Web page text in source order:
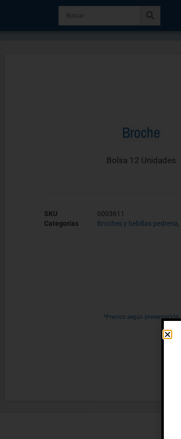
Broche
Bolsa 12 Unidades
SKU
0003611
Categorías
Broches y hebillas pedreria,
*Precios según presentación